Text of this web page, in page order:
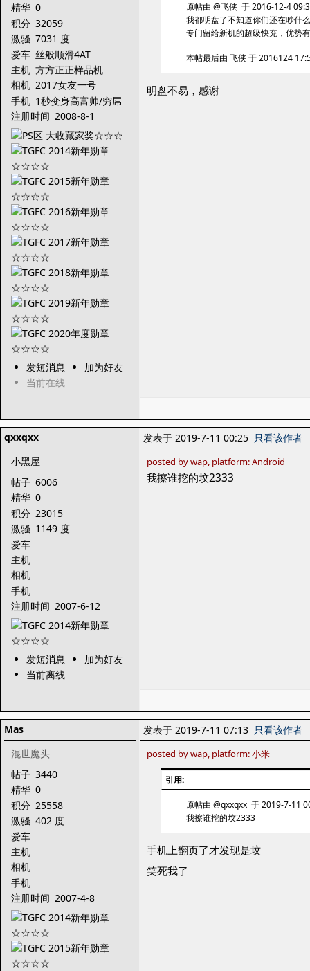
精华 0
积分 32059
激骚 7031 度
爱车 丝般顺滑4AT
主机 方方正正样品机
相机 2017女友一号
手机 1秒变身高富帅/穷屌
丝
注册时间 2008-8-1
发短消息
加为好友
当前在线
原帖由 @飞侠 于 2016-12-4
我都明盘了不知道你们还在吵什么
专门留给新机的超级快充，优势
本帖最后由 飞侠 于 2016124
明盘不易，感谢
qxxqxx
小黑屋
帖子 6006
精华 0
积分 23015
激骚 1149 度
爱车
主机
相机
手机
注册时间 2007-6-12
发短消息
加为好友
当前离线
发表于 2019-7-11 00:25 只看该作者
posted by wap, platform: Android
我擦谁挖的坟2333
Mas
混世魔头
帖子 3440
精华 0
积分 25558
激骚 402 度
爱车
主机
相机
手机
注册时间 2007-4-8
发表于 2019-7-11 07:13 只看该作者
posted by wap, platform: 小米
引用:
原帖由 @qxxqxx 于 2019-7-11
我擦谁挖的坟2333
手机上翻页了才发现是坟
笑死我了